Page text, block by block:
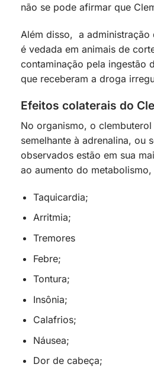
não se pode afirmar que
Além disso, a administração
é vedada em animais de
contaminação pela ingestão
que receberam a droga
Efeitos colaterais do
No organismo, o
semelhante à adrenalina, ou
observados estão em sua
ao aumento do
Taquicardia;
Arritmia;
Tremores
Febre;
Tontura;
Insônia;
Calafrios;
Náusea;
Dor de cabeça;